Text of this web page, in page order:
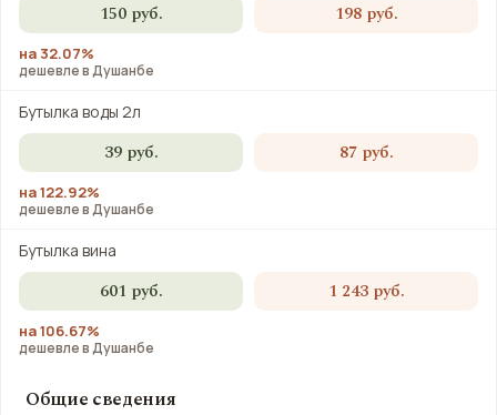
150 руб. 198 руб.
на 32.07%
дешевле в Душанбе
Бутылка воды 2л
39 руб. 87 руб.
на 122.92%
дешевле в Душанбе
Бутылка вина
601 руб. 1 243 руб.
на 106.67%
дешевле в Душанбе
Общие сведения